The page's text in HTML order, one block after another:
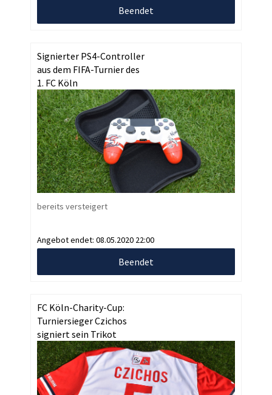
Beendet
Signierter PS4-Controller
aus dem FIFA-Turnier des
1. FC Köln
bereits versteigert
Angebot endet: 08.05.2020 22:00
Beendet
FC Köln-Charity-Cup:
Turniersieger Czichos
signiert sein Trikot